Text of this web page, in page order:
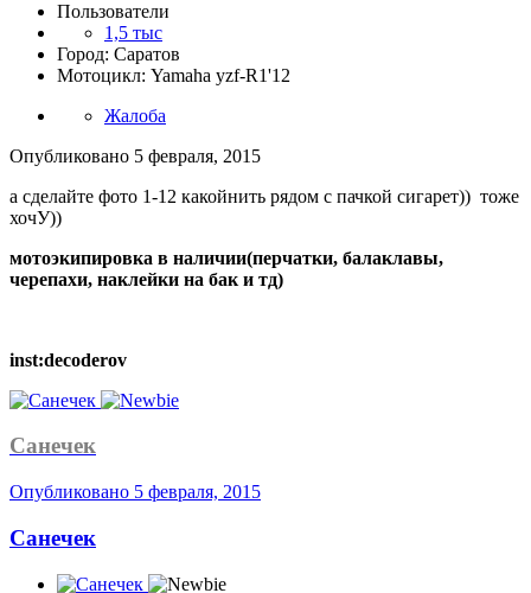
Пользователи
1,5 тыс
Город: Саратов
Мотоцикл: Yamaha yzf-R1'12
Жалоба
Опубликовано 5 февраля, 2015
а сделайте фото 1-12 какойнить рядом с пачкой сигарет)) тоже
хочУ))
мотоэкипировка в наличии(перчатки, балаклавы,
черепахи, наклейки на бак и тд)
inst:decoderov
Санечек
Опубликовано 5 февраля, 2015
Санечек